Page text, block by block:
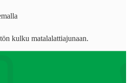
kulku matalalattiajunaan.